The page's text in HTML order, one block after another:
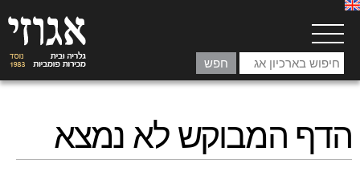
הדף המבוקש לא נמצא